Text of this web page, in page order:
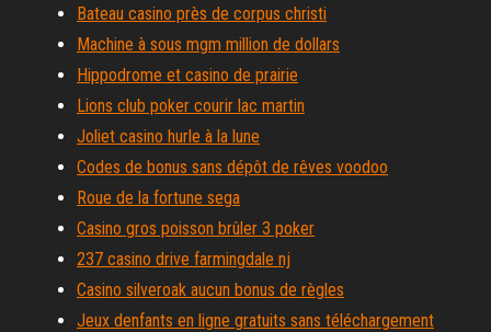
Bateau casino près de corpus christi
Machine à sous mgm million de dollars
Hippodrome et casino de prairie
Lions club poker courir lac martin
Joliet casino hurle à la lune
Codes de bonus sans dépôt de rêves voodoo
Roue de la fortune sega
Casino gros poisson brûler 3 poker
237 casino drive farmingdale nj
Casino silveroak aucun bonus de règles
Jeux denfants en ligne gratuits sans téléchargement